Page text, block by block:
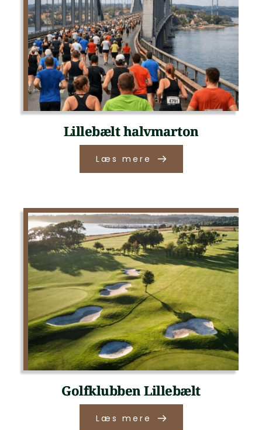
Lillebælt halvmarton
Læs mere
Golfklubben Lillebælt
Læs mere